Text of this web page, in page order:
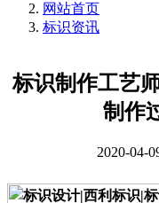
网站首页
标识资讯
标识制作工艺
制作
2020-04-